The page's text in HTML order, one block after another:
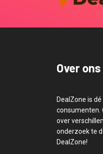
Over ons
DealZone is
consumenten.
over
onderzoek te
DealZone!